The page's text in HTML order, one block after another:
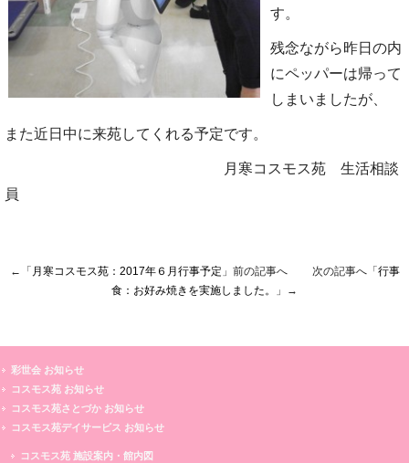
す。
残念ながら昨日の内
にペッパーは帰って
しまいましたが、
また近日中に来苑してくれる予定です。
月寒コスモス苑 生活相談
員
←「 月寒コスモス苑：2017年６月行事予定 」前の記事へ 次の記事へ「 行事
食：お好み焼きを実施しました。
」→
彩世会 お知らせ
コスモス苑 お知らせ
コスモス苑さとづか お知らせ
コスモス苑デイサービス お知らせ
コスモス苑 施設案内・館内図